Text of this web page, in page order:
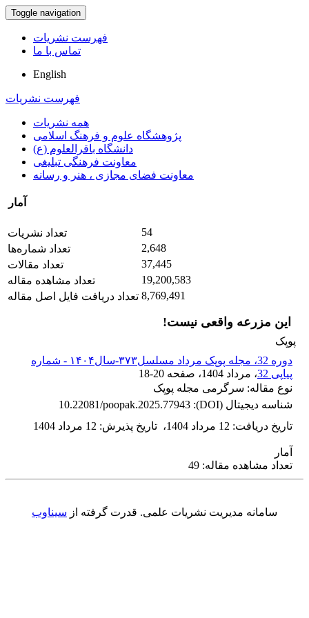
Toggle navigation
فهرست نشریات
تماس با ما
English
فهرست نشریات
همه نشریات
پژوهشگاه علوم و فرهنگ اسلامی
دانشگاه باقرالعلوم (ع)
معاونت فرهنگی تبلیغی
معاونت فضای مجازی ، هنر و رسانه
آمار
تعداد نشریات
54
تعداد شماره‌ها
2,648
تعداد مقالات
37,445
تعداد مشاهده مقاله
19,200,583
تعداد دریافت فایل اصل مقاله 8,769,491
این مزرعه واقعی نیست!
پوپک
دوره 32، مجله پوپک مرداد مسلسل۳۷۳-سال۱۴۰۴ - شماره
پیاپی 32
، مرداد 1404 ، صفحه 18-20
نوع مقاله: سرگرمی مجله پوپک
شناسه دیجیتال (DOI):
10.22081/poopak.2025.77943
تاریخ دریافت: 12 مرداد 1404 ، تاریخ پذیرش: 12 مرداد 1404
آمار
تعداد مشاهده مقاله: 49
سامانه مدیریت نشریات علمی. قدرت گرفته از سیناوب